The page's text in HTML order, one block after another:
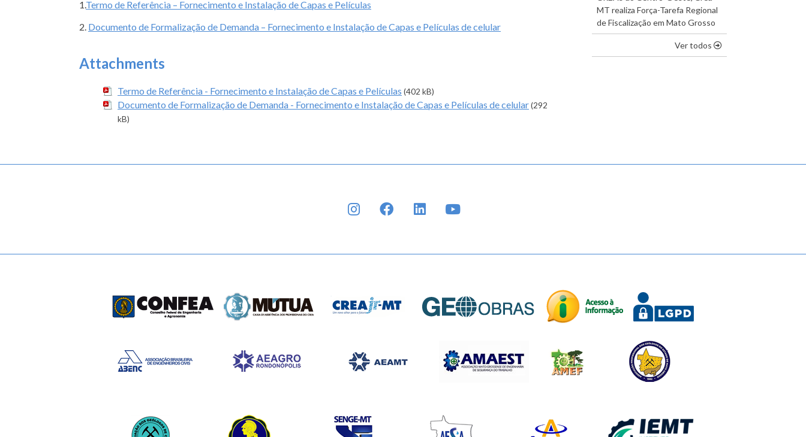
1.Termo de Referência – Fornecimento e Instalação de Capas e Películas
2. Documento de Formalização de Demanda – Fornecimento e Instalação de Capas e Películas de celular
Attachments
Termo de Referência - Fornecimento e Instalação de Capas e Películas (402 kB)
Documento de Formalização de Demanda - Fornecimento e Instalação de Capas e Películas de celular(292
kB)
MT realiza Força-Tarefa Regional
de Fiscalização em Mato Grosso
Ver todos os destaques
INSTAGRAMFACEBOOKLINKEDIN